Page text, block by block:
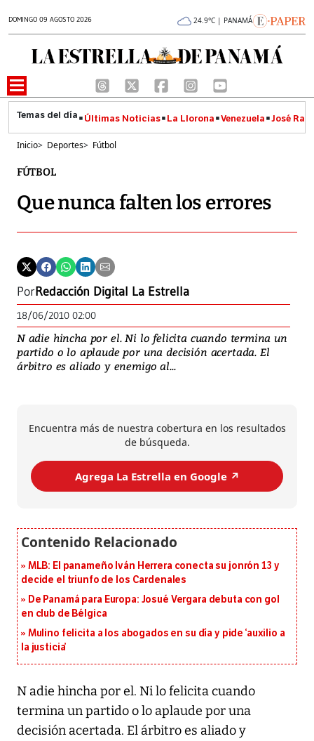
DOMINGO 09 AGOSTO 2026 24.9°C | PANAMÁ
Últimas Noticias La Llorona Venezuela José
Inicio> Deportes> Fútbol
FÚTBOL
Que nunca falten los errores
PorRedacción Digital La Estrella
18/06/2010 02:00
N adie hincha por el. Ni lo felicita cuando termina un
partido o lo aplaude por una decisión acertada. El
árbitro es aliado y enemigo al...
Encuentra más de nuestra cobertura en los resultados
de búsqueda.
Agrega La Estrella en Google ↗️
MLB: El panameño Iván Herrera conecta su jonrón 13 y
decide el triunfo de los Cardenales
De Panamá para Europa: Josué Vergara debuta con gol
en club de Bélgica
Mulino felicita a los abogados en su día y pide ‘auxilio a
la justicia’
N adie hincha por el. Ni lo felicita cuando
termina un partido o lo aplaude por una
decisión acertada. El árbitro es aliado y